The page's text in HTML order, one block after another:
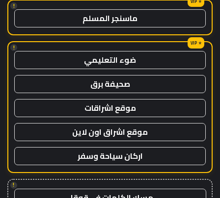
!
ماسنجر المسلم
!
ضوء التعليمي
صحيفة برق
موقع اشراقات
موقع اشراق اون لاين
اركان سياحة وسفر
!